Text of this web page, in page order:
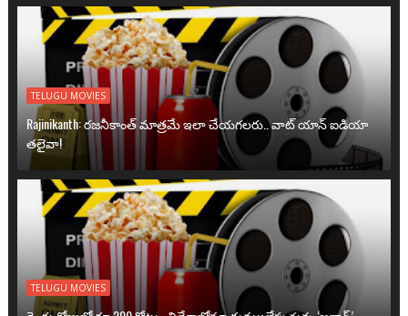
TELUGU MOVIES
Rajinikanth: రజనీకాంత్ మాత్రమే ఇలా చేయగలరు.. వాట్ యాన్ ఐడియా
తలైవా!
TELUGU MOVIES